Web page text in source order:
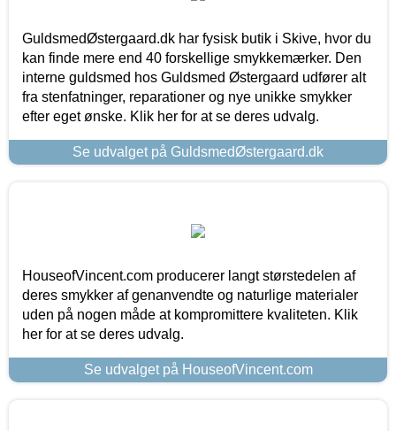
GuldsmedØstergaard.dk har fysisk butik i Skive, hvor du
kan finde mere end 40 forskellige smykkemærker. Den
interne guldsmed hos Guldsmed Østergaard udfører alt
fra stenfatninger, reparationer og nye unikke smykker
efter eget ønske. Klik her for at se deres udvalg.
Se udvalget på GuldsmedØstergaard.dk
HouseofVincent.com producerer langt størstedelen af
deres smykker af genanvendte og naturlige materialer
uden på nogen måde at kompromittere kvaliteten. Klik
her for at se deres udvalg.
Se udvalget på HouseofVincent.com